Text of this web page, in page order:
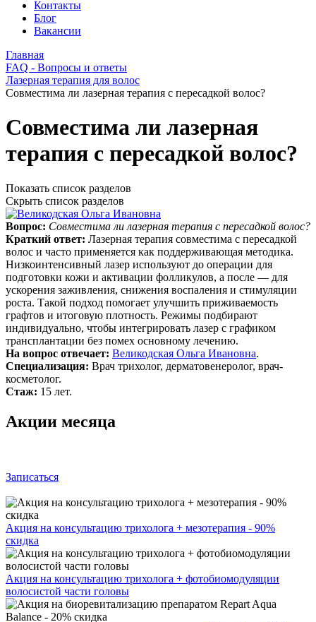
Контакты
Блог
Вакансии
Главная
FAQ - Вопросы и ответы
Лазерная терапия для волос
Совместима ли лазерная терапия с пересадкой волос?
Совместима ли лазерная
терапия с пересадкой волос?
Показать список разделов
Скрыть список разделов
Вопрос: Совместима ли лазерная терапия с пересадкой волос?
Краткий ответ: Лазерная терапия совместима с пересадкой
волос и часто применяется как поддерживающая методика.
Низкоинтенсивный лазер используют до операции для
подготовки кожи и активации фолликулов, а после — для
ускорения заживления, снижения воспаления и стимуляции
роста. Такой подход помогает улучшить приживаемость
графтов и итоговую плотность. Режимы подбирают
индивидуально, чтобы интегрировать лазер с графиком
трансплантации без помех основному лечению.
На вопрос отвечает: Великодская Ольга Ивановна.
Специализация: Врач трихолог, дерматовенеролог, врач-
косметолог.
Стаж: 15 лет.
Акции месяца
Записаться
Акция на консультацию трихолога + мезотерапия - 90%
скидка
Акция на консультацию трихолога + фотобиомодуляции
волосистой части головы